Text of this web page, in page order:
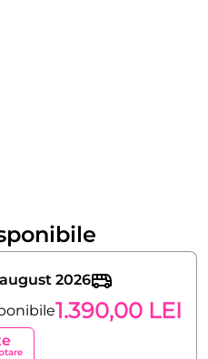
2026
1.390,00 LEI